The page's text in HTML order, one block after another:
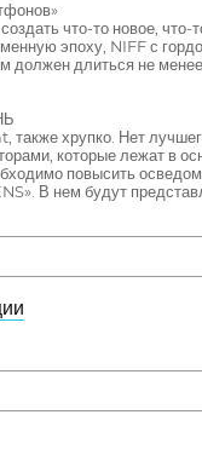
что-то новое,
эпоху, NIFF с
должен длиться не
также хрупко. Нет
которые лежат в
повысить
В нем будут